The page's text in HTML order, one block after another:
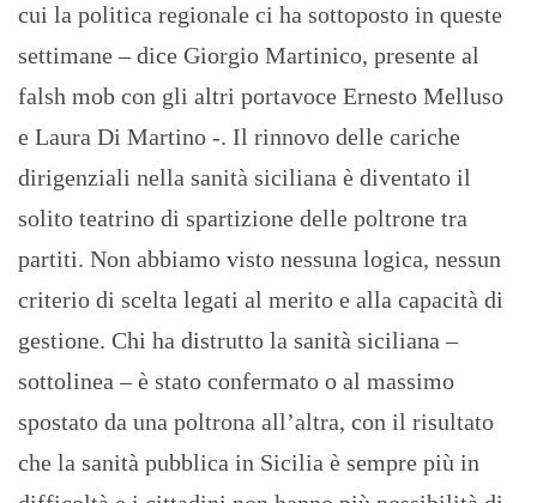
cui la politica regionale ci ha sottoposto in queste
settimane – dice Giorgio Martinico, presente al
falsh mob con gli altri portavoce Ernesto Melluso
e Laura Di Martino -. Il rinnovo delle cariche
dirigenziali nella sanità siciliana è diventato il
solito teatrino di spartizione delle poltrone tra
partiti. Non abbiamo visto nessuna logica, nessun
criterio di scelta legati al merito e alla capacità di
gestione. Chi ha distrutto la sanità siciliana –
sottolinea – è stato confermato o al massimo
spostato da una poltrona all’altra, con il risultato
che la sanità pubblica in Sicilia è sempre più in